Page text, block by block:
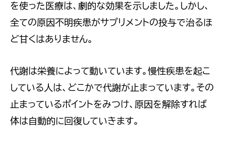
を使った医療は、劇的な効果を示しました。しかし、
全ての原因不明疾患がサプリメントの投与で治るほ
ど甘くはありません。
代謝は栄養によって動いています。慢性疾患を起こ
している人は、どこかで代謝が止まっています。その
止まっているポイントをみつけ、原因を解除すれば
体は自動的に回復していきます。